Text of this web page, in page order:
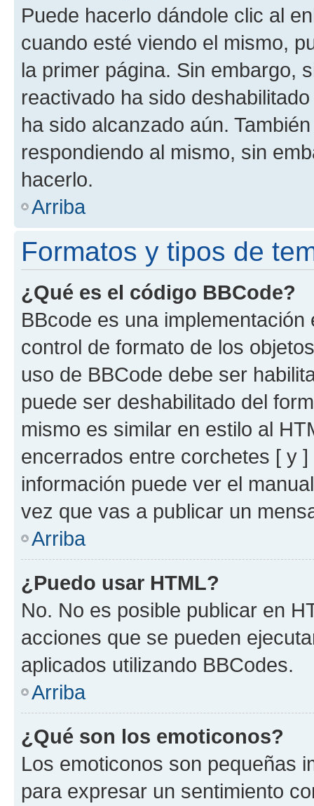
Puede hacerlo dándole clic al
cuando esté viendo el mismo,
la primer página. Sin embargo,
reactivado ha sido
ha sido alcanzado aún.
respondiendo al mismo, sin
hacerlo.
Arriba
Formatos y tipos de
¿Qué es el código BBCode?
BBcode es una
control de formato de los
uso de BBCode debe ser
puede ser deshabilitado del
mismo es similar en estilo al
encerrados entre corchetes [ y
información puede ver el
vez que vas a publicar un
Arriba
¿Puedo usar HTML?
No. No es posible publicar en
acciones que se pueden
aplicados utilizando BBCodes.
Arriba
¿Qué son los emoticonos?
Los emoticonos son pequeñas
para expresar un sentimiento